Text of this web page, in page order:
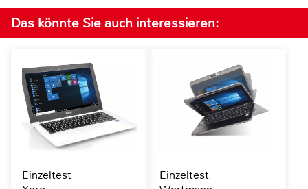
Das könnte Sie auch interessieren:
Einzeltest
Einzeltest